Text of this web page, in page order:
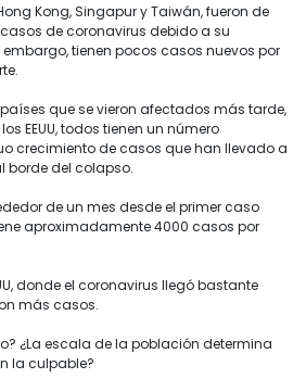
Kong, Singapur y Taiwán, fueron de
de coronavirus debido a su
tienen pocos casos nuevos por
que se vieron afectados más tarde,
EEUU, todos tienen un número
crecimiento de casos que han llevado a
borde del colapso.
de un mes desde el primer caso
aproximadamente 4000 casos por
donde el coronavirus llegó bastante
más casos.
¿La escala de la población determina
la culpable?